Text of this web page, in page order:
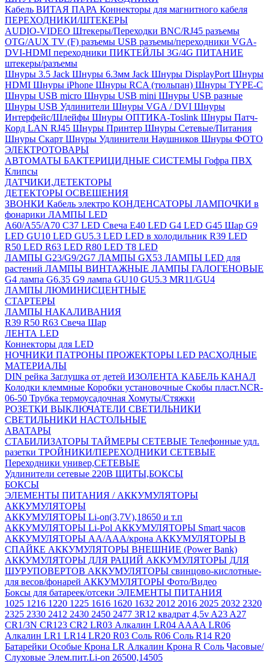
Кабель ВИТАЯ ПАРА Коннекторы для магнитного кабеля
ПЕРЕХОДНИКИ/ШТЕКЕРЫ
AUDIO-VIDEO Штекеры/Переходки BNC/RJ45 разъемы
OTG/AUX TV (F) разъемы USB разъемы/переходники VGA-
DVI-HDMI переходники ПИКТЕЙЛЫ 3G/4G ПИТАНИЕ
штекеры/разъемы
Шнуры 3.5 Jack Шнуры 6.3мм Jack Шнуры DisplayPort Шнуры
HDMI Шнуры iPhone Шнуры RCA (тюльпан) Шнуры TYPE-C
Шнуры USB micro Шнуры USB mini Шнуры USB разные
Шнуры USB Удлинители Шнуры VGA / DVI Шнуры
Интерфейс/Шлейфы Шнуры ОПТИКА-Toslink Шнуры Патч-
Корд LAN RJ45 Шнуры Принтер Шнуры Сетевые/Питания
Шнуры Скарт Шнуры Удлинители Наушников Шнуры ФОТО
ЭЛЕКТРОТОВАРЫ
АВТОМАТЫ БАКТЕРИЦИДНЫЕ СИСТЕМЫ Гофра ПВХ
Клипсы
ДАТЧИКИ,ДЕТЕКТОРЫ
ДЕТЕКТОРЫ ОСВЕЩЕНИЯ
ЗВОНКИ Кабель электро КОНДЕНСАТОРЫ ЛАМПОЧКИ в
фонарики ЛАМПЫ LED
A60/A55/A70 C37 LED Свеча E40 LED G4 LED G45 Шар G9
LED GU10 LED GU5.3 LED LED в холодильник R39 LED
R50 LED R63 LED R80 LED T8 LED
ЛАМПЫ G23/G9/2G7 ЛАМПЫ GX53 ЛАМПЫ LED для
растений ЛАМПЫ ВИНТАЖНЫЕ ЛАМПЫ ГАЛОГЕНОВЫЕ
G4 лампа G6.35 G9 лампа GU10 GU5.3 MR11/GU4
ЛАМПЫ ЛЮМИНИСЦЕНТНЫЕ
СТАРТЕРЫ
ЛАМПЫ НАКАЛИВАНИЯ
R39 R50 R63 Свеча Шар
ЛЕНТА LED
Коннекторы для LED
НОЧНИКИ ПАТРОНЫ ПРОЖЕКТОРЫ LED РАСХОДНЫЕ
МАТЕРИАЛЫ
DIN рейка Заглушка от детей ИЗОЛЕНТА КАБЕЛЬ КАНАЛ
Колодки клеммные Коробки установочные Скобы пласт.NCR-
06-50 Трубка термоусадочная Хомуты/Стяжки
РОЗЕТКИ ВЫКЛЮЧАТЕЛИ СВЕТИЛЬНИКИ
СВЕТИЛЬНИКИ НАСТОЛЬНЫЕ
АВАТАРЫ
СТАБИЛИЗАТОРЫ ТАЙМЕРЫ СЕТЕВЫЕ Телефонные удл.
разетки ТРОЙНИКИ/ПЕРЕХОДНИКИ СЕТЕВЫЕ
Переходники универ,СЕТЕВЫЕ
Удлинители сетевые 220В ЩИТЫ,БОКСЫ
БОКСЫ
ЭЛЕМЕНТЫ ПИТАНИЯ / АККУМУЛЯТОРЫ
АККУМУЛЯТОРЫ
АККУМУЛЯТОРЫ Li-on(3,7V),18650 и т.п
АККУМУЛЯТОРЫ Li-Pol АККУМУЛЯТОРЫ Smart часов
АККУМУЛЯТОРЫ АА/ААА/крона АККУМУЛЯТОРЫ В
СПАЙКЕ АККУМУЛЯТОРЫ ВНЕШНИЕ (Power Bank)
АККУМУЛЯТОРЫ ДЛЯ РАЦИЙ АККУМУЛЯТОРЫ ДЛЯ
ШУРУПОВЕРТОВ АККУМУЛЯТОРЫ свинцово-кислотные-
для весов/фонарей АККУМУЛЯТОРЫ Фото/Видео
Боксы для батареек/отсеки ЭЛЕМЕНТЫ ПИТАНИЯ
1025 1216 1220 1225 1616 1620 1632 2012 2016 2025 2032 2320
2325 2330 2412 2430 2450 2477 3R12 квадрат 4,5v A23 A27
CR1/3N CR123 CR2 LR03 Алкалин LR04 AAAA LR06
Алкалин LR1 LR14 LR20 R03 Соль R06 Соль R14 R20
Батарейки Особые Крона LR Алкалин Крона R Соль Часовые/
Слуховые Элем.пит.Li-on 26500,14505